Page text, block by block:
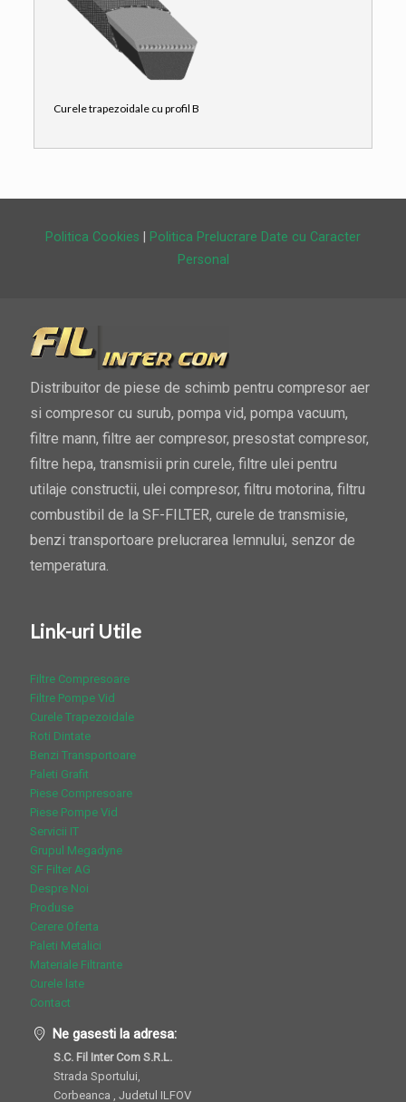
Curele trapezoidale cu profil B
Politica Cookies
Politica Prelucrare Date cu Caracter
Personal
Distribuitor de piese de schimb pentru compresor aer
si compresor cu surub, pompa vid, pompa vacuum,
filtre mann, filtre aer compresor, presostat compresor,
filtre hepa, transmisii prin curele, filtre ulei pentru
utilaje constructii, ulei compresor, filtru motorina, filtru
combustibil de la SF-FILTER, curele de transmisie,
benzi transportoare prelucrarea lemnului, senzor de
temperatura.
Link-uri Utile
Filtre Compresoare
Filtre Pompe Vid
Curele Trapezoidale
Roti Dintate
Benzi Transportoare
Paleti Grafit
Piese Compresoare
Piese Pompe Vid
Servicii IT
Grupul Megadyne
SF Filter AG
Despre Noi
Produse
Cerere Oferta
Paleti Metalici
Materiale Filtrante
Curele late
Contact
Ne gasesti la adresa:
S.C. Fil Inter Com S.R.L.
Strada Sportului,
Corbeanca , Judetul ILFOV